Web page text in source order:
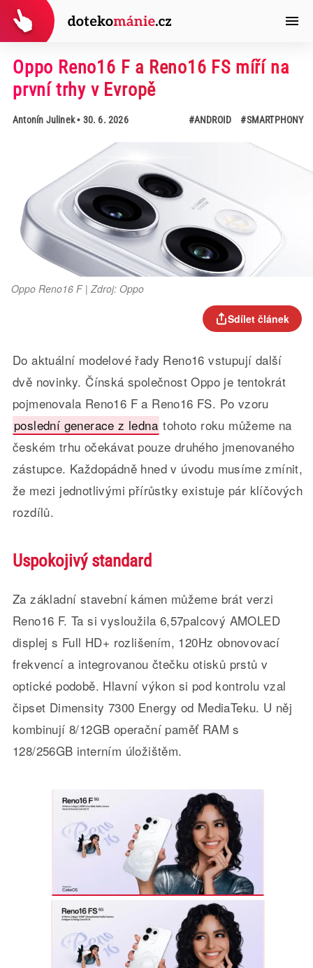
Oppo Reno16 F a Reno16 FS míří na
první trhy v Evropě
Antonín Julinek• 30. 6. 2026 #ANDROID #SMARTPHONY
Oppo Reno16 F | Zdroj: Oppo
Sdílet článek
Do aktuální modelové řady Reno16 vstupují další
dvě novinky. Čínská společnost Oppo je tentokrát
pojmenovala Reno16 F a Reno16 FS. Po vzoru
poslední generace z ledna tohoto roku můžeme na
českém trhu očekávat pouze druhého jmenovaného
zástupce. Každopádně hned v úvodu musíme zmínit,
že mezi jednotlivými přírůstky existuje pár klíčových
rozdílů.
Uspokojivý standard
Za základní stavební kámen můžeme brát verzi
Reno16 F. Ta si vysloužila 6,57palcový AMOLED
displej s Full HD+ rozlišením, 120Hz obnovovací
frekvencí a integrovanou čtečku otisků prstů v
optické podobě. Hlavní výkon si pod kontrolu vzal
čipset Dimensity 7300 Energy od MediaTeku. U něj
kombinují 8/12GB operační paměť RAM s
128/256GB interním úložištěm.